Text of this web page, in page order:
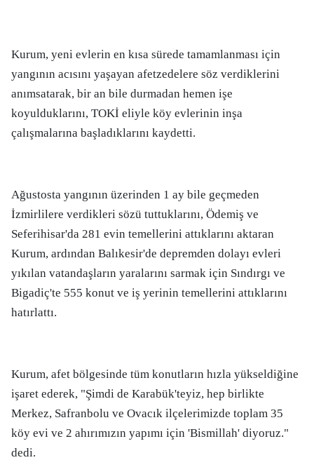
Kurum, yeni evlerin en kısa sürede tamamlanması için
yangının acısını yaşayan afetzedelere söz verdiklerini
anımsatarak, bir an bile durmadan hemen işe
koyulduklarını, TOKİ eliyle köy evlerinin inşa
çalışmalarına başladıklarını kaydetti.
Ağustosta yangının üzerinden 1 ay bile geçmeden
İzmirlilere verdikleri sözü tuttuklarını, Ödemiş ve
Seferihisar'da 281 evin temellerini attıklarını aktaran
Kurum, ardından Balıkesir'de depremden dolayı evleri
yıkılan vatandaşların yaralarını sarmak için Sındırgı ve
Bigadiç'te 555 konut ve iş yerinin temellerini attıklarını
hatırlattı.
Kurum, afet bölgesinde tüm konutların hızla yükseldiğine
işaret ederek, "Şimdi de Karabük'teyiz, hep birlikte
Merkez, Safranbolu ve Ovacık ilçelerimizde toplam 35
köy evi ve 2 ahırımızın yapımı için 'Bismillah' diyoruz."
dedi.